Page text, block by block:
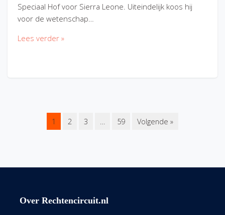
Speciaal Hof voor Sierra Leone. Uiteindelijk koos hij
voor de wetenschap…
Lees verder »
1 2 3 … 59 Volgende »
Over Rechtencircuit.nl